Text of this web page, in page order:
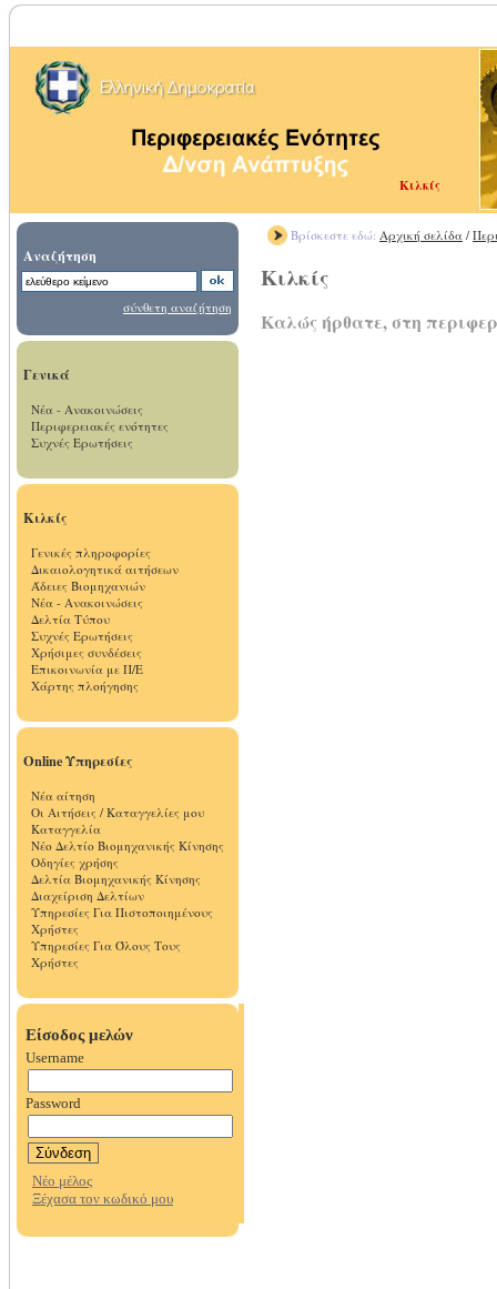
Κιλκίς
Αναζήτηση
σύνθετη αναζήτηση
Γενικά
Νέα - Ανακοινώσεις
Περιφερειακές ενότητες
Συχνές Ερωτήσεις
Κιλκίς
Γενικές πληροφορίες
Δικαιολογητικά αιτήσεων
Άδειες Βιομηχανιών
Νέα - Ανακοινώσεις
Δελτία Τύπου
Συχνές Ερωτήσεις
Χρήσιμες συνδέσεις
Επικοινωνία με Π/Ε
Χάρτης πλοήγησης
Online Υπηρεσίες
Νέα αίτηση
Οι Αιτήσεις / Καταγγελίες μου
Καταγγελία
Νέο Δελτίο Βιομηχανικής Κίνησης
Οδηγίες χρήσης
Δελτία Βιομηχανικής Κίνησης
Διαχείριση Δελτίων
Υπηρεσίες Για Πιστοποιημένους
Χρήστες
Υπηρεσίες Για Όλους Τους
Χρήστες
Βρίσκεστε εδώ: Αρχική σελίδα /
Κιλκίς
Καλώς ήρθατε, στη